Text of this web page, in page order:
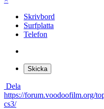
Skrivbord
Surfplatta
Telefon
Skicka
Dela
https://forum.voodoofilm.org/
cs3/